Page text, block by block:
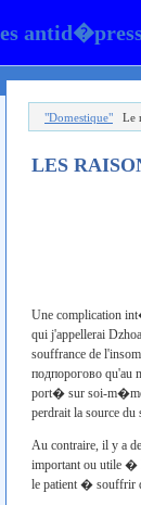
"Domestique" Le
LES
Une complication
qui j'appellerai
souffrance de
подпорогово qu'au
port� sur soi-
perdrait la source
Au contraire, il y a
important ou utile �
le patient � souffrir